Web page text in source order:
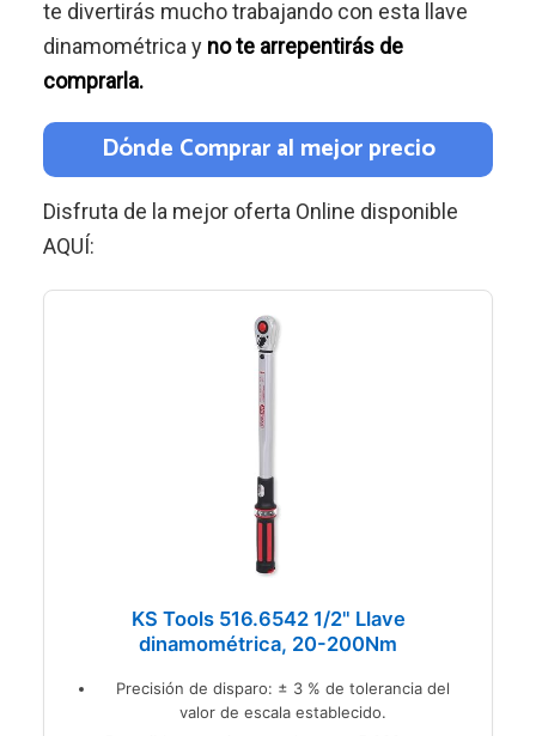
te divertirás mucho trabajando con esta llave
dinamométrica y no te arrepentirás de
comprarla.
Dónde Comprar al mejor precio
Disfruta de la mejor oferta Online disponible
AQUÍ:
KS Tools 516.6542 1/2" Llave
dinamométrica, 20-200Nm
Precisión de disparo: ± 3 % de tolerancia del
valor de escala establecido.